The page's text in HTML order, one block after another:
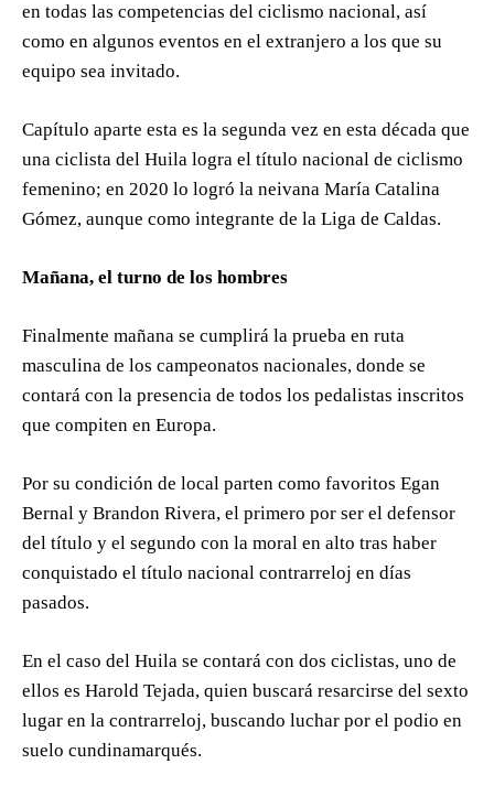
en todas las competencias del ciclismo nacional, así
como en algunos eventos en el extranjero a los que su
equipo sea invitado.
Capítulo aparte esta es la segunda vez en esta década que
una ciclista del Huila logra el título nacional de ciclismo
femenino; en 2020 lo logró la neivana María Catalina
Gómez, aunque como integrante de la Liga de Caldas.
Mañana, el turno de los hombres
Finalmente mañana se cumplirá la prueba en ruta
masculina de los campeonatos nacionales, donde se
contará con la presencia de todos los pedalistas inscritos
que compiten en Europa.
Por su condición de local parten como favoritos Egan
Bernal y Brandon Rivera, el primero por ser el defensor
del título y el segundo con la moral en alto tras haber
conquistado el título nacional contrarreloj en días
pasados.
En el caso del Huila se contará con dos ciclistas, uno de
ellos es Harold Tejada, quien buscará resarcirse del sexto
lugar en la contrarreloj, buscando luchar por el podio en
suelo cundinamarqués.